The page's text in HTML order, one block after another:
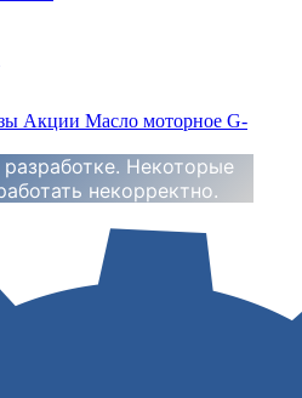
Акции Масло моторное G-
Некоторые
некорректно.